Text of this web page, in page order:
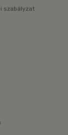
szabályzat